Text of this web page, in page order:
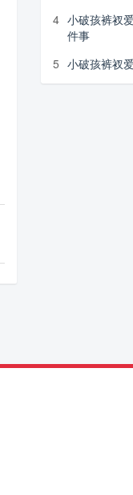
4 小破孩裤衩
件事
5 小破孩裤衩